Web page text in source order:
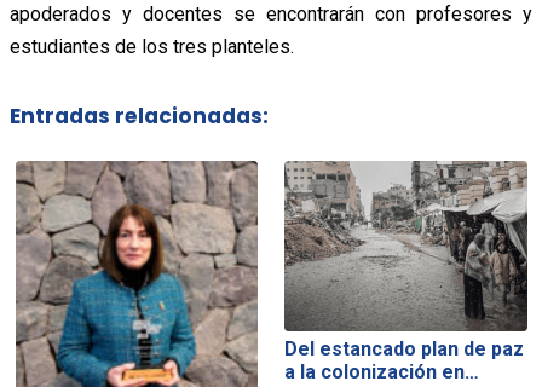
apoderados y docentes se encontrarán con profesores y
estudiantes de los tres planteles.
Entradas relacionadas:
Del estancado plan de paz
a la colonización en…